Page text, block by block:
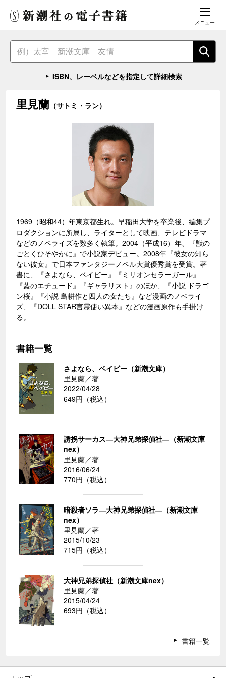
メニュー
ISBN、レーベルなどを指定して詳細検索
里見蘭 （サトミ・ラン）
1969（昭和44）年東京都生れ。早稲田大学を卒業後、編集プ
ロダクションに所属し、ライターとして映画、テレビドラマ
などのノベライズを数多く執筆。2004（平成16）年、『獣の
ごとくひそやかに』で小説家デビュー。2008年『彼女の知ら
ない彼女』で日本ファンタジーノベル大賞優秀賞を受賞。著
書に、『さよなら、ベイビー』『ミリオンセラーガール』
『藍のエチュード』『ギャラリスト』のほか、『小説 ドラゴ
ン桜』『小説 島耕作と四人の女たち』など漫画のノベライ
ズ、『DOLL STAR言霊使い異本』などの漫画原作も手掛け
る。
書籍一覧
さよなら、ベイビー（新潮文庫）
里見蘭／著
2022/04/28
649円（税込）
誘拐サーカス―大神兄弟探偵社―（新潮文庫
nex）
里見蘭／著
2016/06/24
770円（税込）
暗殺者ソラ―大神兄弟探偵社―（新潮文庫
nex）
里見蘭／著
2015/10/23
715円（税込）
大神兄弟探偵社（新潮文庫nex）
里見蘭／著
2015/04/24
693円（税込）
書籍一覧